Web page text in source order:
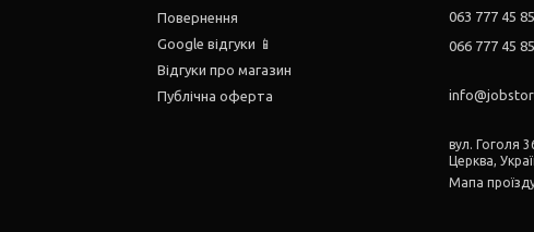
Повернення
Google відгуки 📱
Відгуки про магазин
Публічна оферта
063 777 45 85
066 777 45 85
вул. Гоголя
Церква,
Мапа